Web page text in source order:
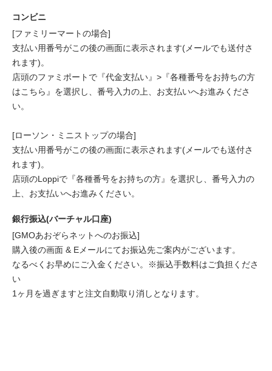
コンビニ
[ファミリーマートの場合]
支払い用番号がこの後の画面に表示されます(メールでも送付さ
れます)。
店頭のファミポートで『代金支払い』>『各種番号をお持ちの方
はこちら』を選択し、番号入力の上、お支払いへお進みくださ
い。
[ローソン・ミニストップの場合]
支払い用番号がこの後の画面に表示されます(メールでも送付さ
れます)。
店頭のLoppiで『各種番号をお持ちの方』を選択し、番号入力の
上、お支払いへお進みください。
銀行振込(バーチャル口座)
[GMOあおぞらネットへのお振込]
購入後の画面 & Eメールにてお振込先ご案内がございます。
なるべくお早めにご入金ください。※振込手数料はご負担くださ
い
1ヶ月を過ぎますと注文自動取り消しとなります。